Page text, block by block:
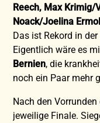
Reech, Max Krimig/
Noack/Joelina
Das ist Rekord in
Eigentlich wäre es
Bernien, die
noch ein Paar mehr
Nach den
jeweilige Finale.